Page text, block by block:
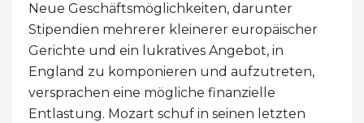
Neue Geschäftsmöglichkeiten, darunter
Stipendien mehrerer kleinerer europäischer
Gerichte und ein lukratives Angebot, in
England zu komponieren und aufzutreten,
versprachen eine mögliche finanzielle
Entlastung. Mozart schuf in seinen letzten